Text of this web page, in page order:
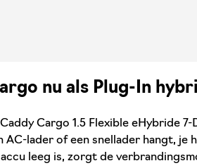
nu als Plug-In
Cargo 1.5 Flexible eHybride
AC-lader of een snellader hangt,
leeg is, zorgt de